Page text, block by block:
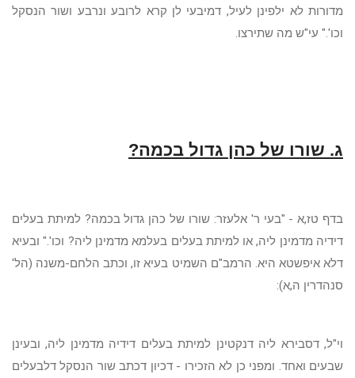
מדורות לא ילפינן לעיל, דמיבעי לן קרא לרובע ונרבע ושור הנסקל
וכו'." עי"ש מה שתירצו.
ג. שורו של כהן גדול בכמה?
בדף טז,א - "בעי ר' אלעזר: שורו של כהן גדול בכמה? למיתת בעלים
דידיה מדמינן ליה, או למיתת בעלים בעלמא מדמינן ליה? וכו'." ובעיא
דלא איפשטא היא. הרמב"ם השמיט בעיא זו, וכתב הלחם-משנה (הל'
סנהדרין ה,א):
וי"ל, דסבירא ליה דנקטינן למיתת בעלים דידיה מדמינן ליה, ובעינן
שבעים ואחד. ומפני כן לא הזכירו - דכיון דכתב שור הנסקל דלבעלים